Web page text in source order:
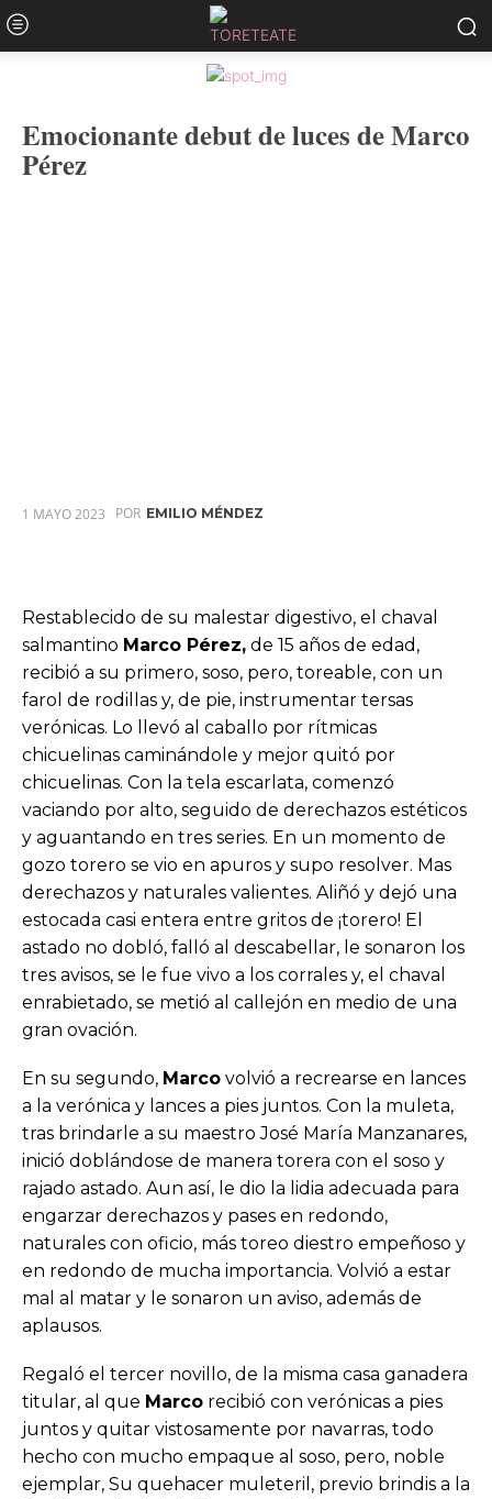
Emocionante debut de luces de Marco
Pérez
1 MAYO 2023 POR EMILIO MÉNDEZ
Restablecido de su malestar digestivo, el chaval
salmantino Marco Pérez, de 15 años de edad,
recibió a su primero, soso, pero, toreable, con un
farol de rodillas y, de pie, instrumentar tersas
verónicas. Lo llevó al caballo por rítmicas
chicuelinas caminándole y mejor quitó por
chicuelinas. Con la tela escarlata, comenzó
vaciando por alto, seguido de derechazos estéticos
y aguantando en tres series. En un momento de
gozo torero se vio en apuros y supo resolver. Mas
derechazos y naturales valientes. Aliñó y dejó una
estocada casi entera entre gritos de ¡torero! El
astado no dobló, falló al descabellar, le sonaron los
tres avisos, se le fue vivo a los corrales y, el chaval
enrabietado, se metió al callejón en medio de una
gran ovación.
En su segundo, Marco volvió a recrearse en lances
a la verónica y lances a pies juntos. Con la muleta,
tras brindarle a su maestro José María Manzanares,
inició doblándose de manera torera con el soso y
rajado astado. Aun así, le dio la lidia adecuada para
engarzar derechazos y pases en redondo,
naturales con oficio, más toreo diestro empeñoso y
en redondo de mucha importancia. Volvió a estar
mal al matar y le sonaron un aviso, además de
aplausos.
Regaló el tercer novillo, de la misma casa ganadera
titular, al que Marco recibió con verónicas a pies
juntos y quitar vistosamente por navarras, todo
hecho con mucho empaque al soso, pero, noble
ejemplar, Su quehacer muleteril, previo brindis a la